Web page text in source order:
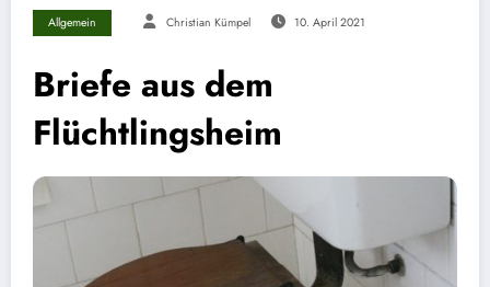
Allgemein Christian Kümpel 10. April 2021
Briefe aus dem
Flüchtlingsheim